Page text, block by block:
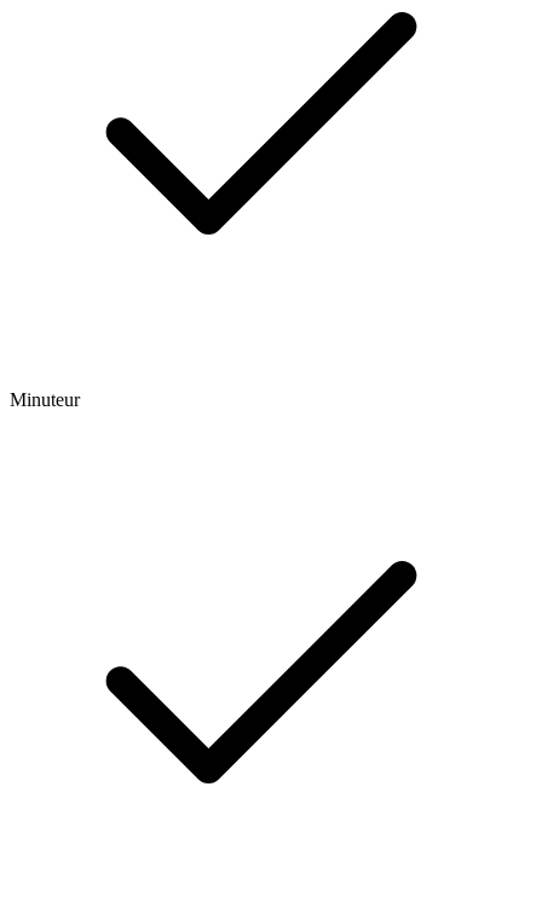
Minuteur